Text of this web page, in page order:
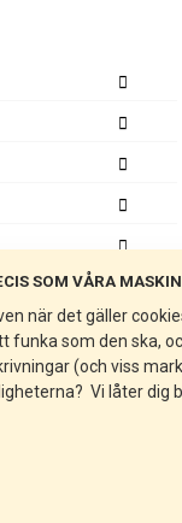
SOM VÅRA
när det gäller
som den ska,
(och viss
Vi låter dig